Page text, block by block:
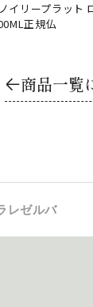
イリープラット
正規仏
商品一覧
レゼルバ